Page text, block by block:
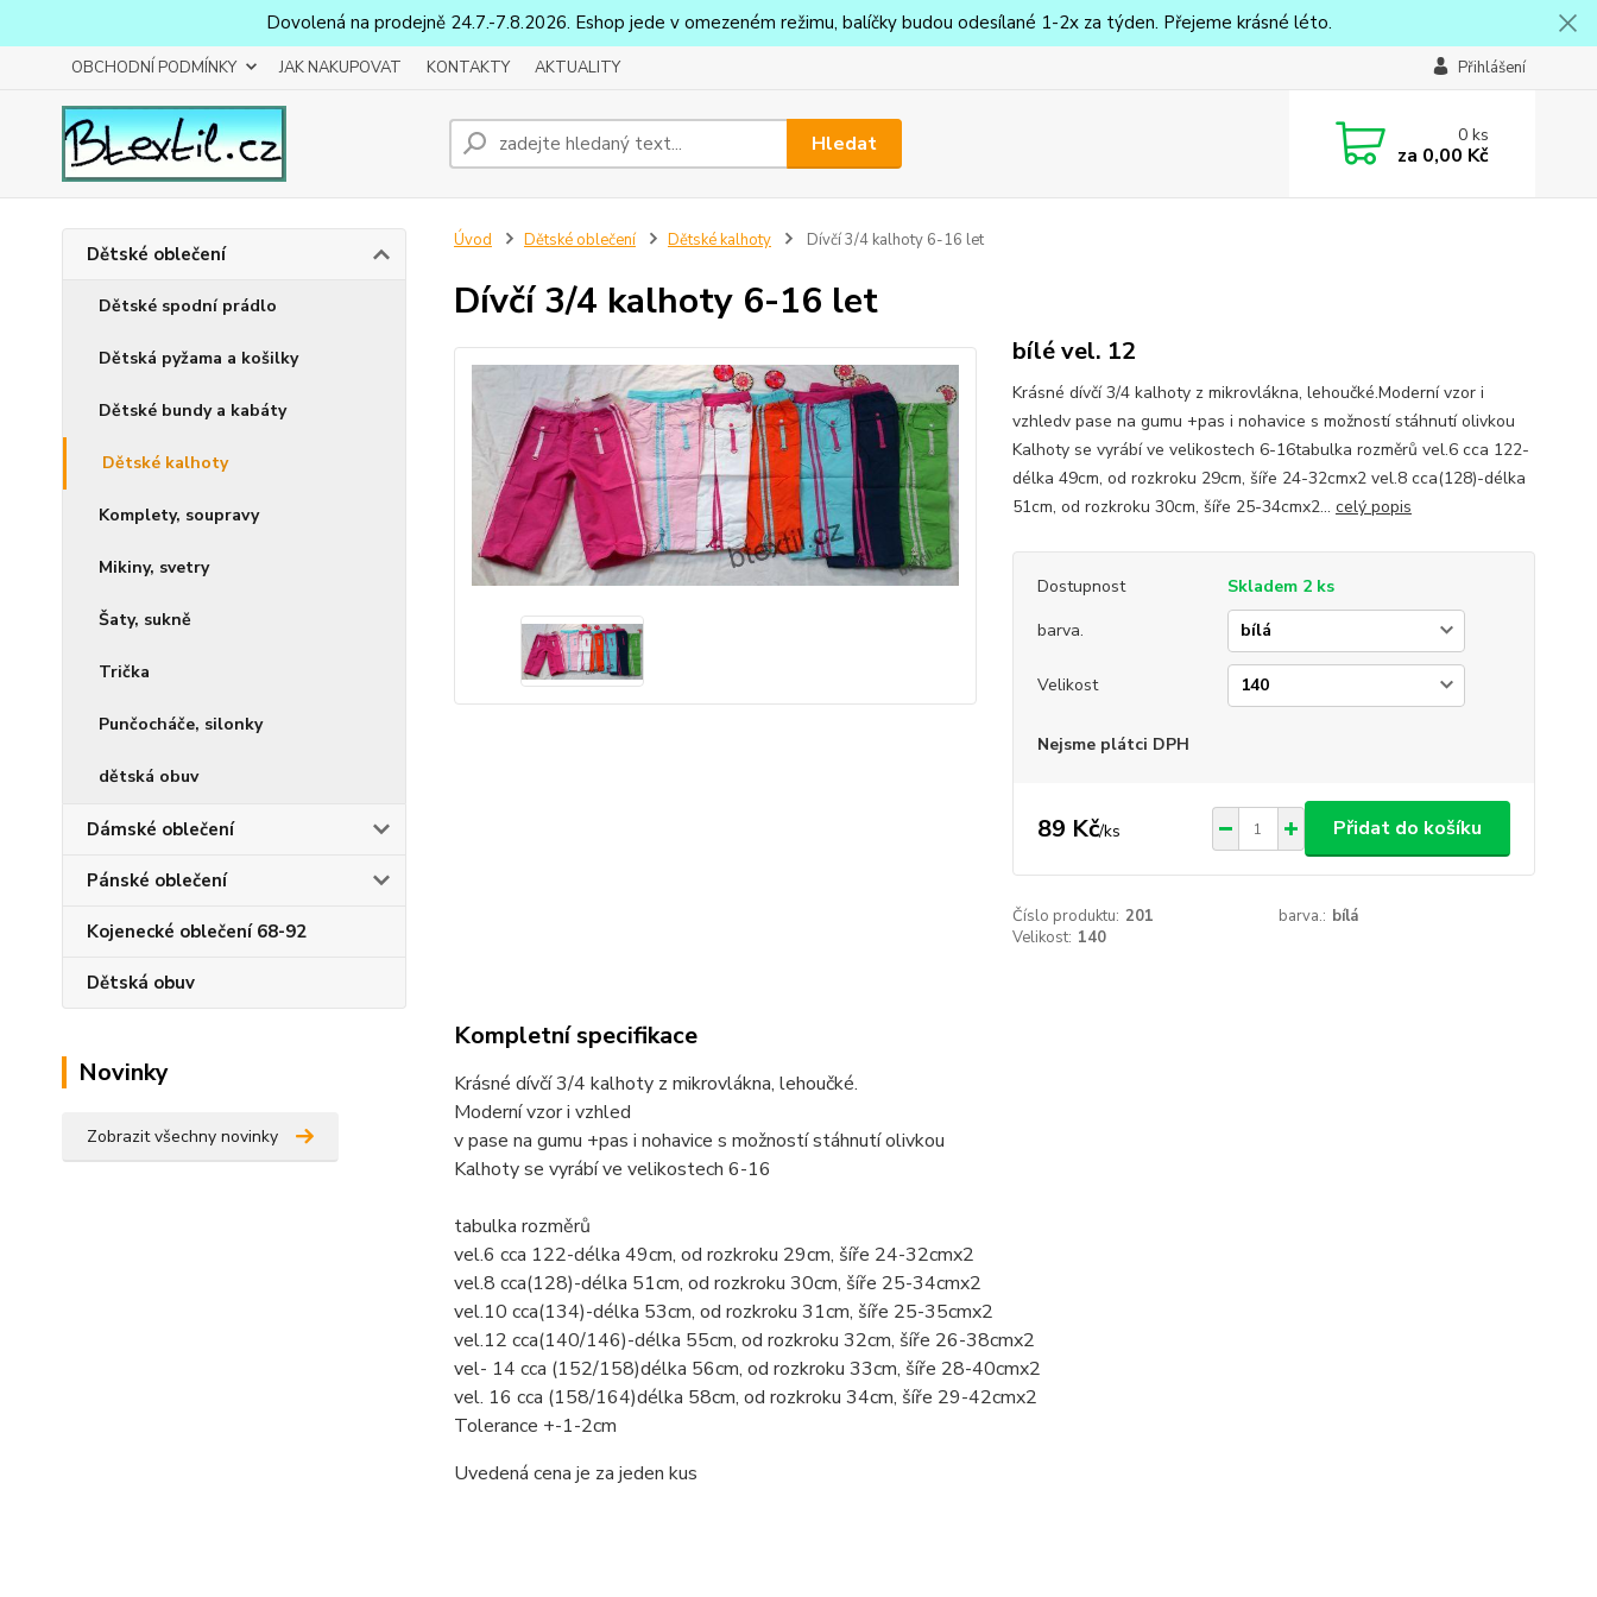
Dovolená na prodejně 24.7.-7.8.2026. Eshop jede v omezeném režimu, balíčky budou odesílané 1-2x za týden. Přejeme krásné léto.
OBCHODNÍ PODMÍNKY JAK NAKUPOVAT KONTAKTY AKTUALITY Přihlášení
Hledat 0ks
za 0,00 Kč
Dětské oblečení
Dětské spodní prádlo
Dětská pyžama a košilky
Dětské bundy a kabáty
Dětské kalhoty
Komplety, soupravy
Mikiny, svetry
Šaty, sukně
Trička
Punčocháče, silonky
dětská obuv
Dámské oblečení
Pánské oblečení
Kojenecké oblečení 68-92
Dětská obuv
Novinky
Zobrazit všechny novinky
Úvod Dětské oblečení Dětské kalhoty Dívčí 3/4 kalhoty 6-16 let
Dívčí 3/4 kalhoty 6-16 let
bílé vel. 12
Krásné dívčí 3/4 kalhoty z mikrovlákna, lehoučké.Moderní vzor i
vzhledv pase na gumu +pas i nohavice s možností stáhnutí olivkou
Kalhoty se vyrábí ve velikostech 6-16tabulka rozměrů vel.6 cca 122-
délka 49cm, od rozkroku 29cm, šíře 24-32cmx2 vel.8 cca(128)-délka
51cm, od rozkroku 30cm, šíře 25-34cmx2... celý popis
Dostupnost
Skladem 2 ks
barva.
Velikost
Nejsme plátci DPH
89 Kč/ks Přidat do košíku
Číslo produktu: 201 barva.: bílá
Velikost: 140
Kompletní specifikace
Krásné dívčí 3/4 kalhoty z mikrovlákna, lehoučké.
Moderní vzor i vzhled
v pase na gumu +pas i nohavice s možností stáhnutí olivkou
Kalhoty se vyrábí ve velikostech 6-16
tabulka rozměrů
vel.6 cca 122-délka 49cm, od rozkroku 29cm, šíře 24-32cmx2
vel.8 cca(128)-délka 51cm, od rozkroku 30cm, šíře 25-34cmx2
vel.10 cca(134)-délka 53cm, od rozkroku 31cm, šíře 25-35cmx2
vel.12 cca(140/146)-délka 55cm, od rozkroku 32cm, šíře 26-38cmx2
vel- 14 cca (152/158)délka 56cm, od rozkroku 33cm, šíře 28-40cmx2
vel. 16 cca (158/164)délka 58cm, od rozkroku 34cm, šíře 29-42cmx2
Tolerance +-1-2cm
Uvedená cena je za jeden kus